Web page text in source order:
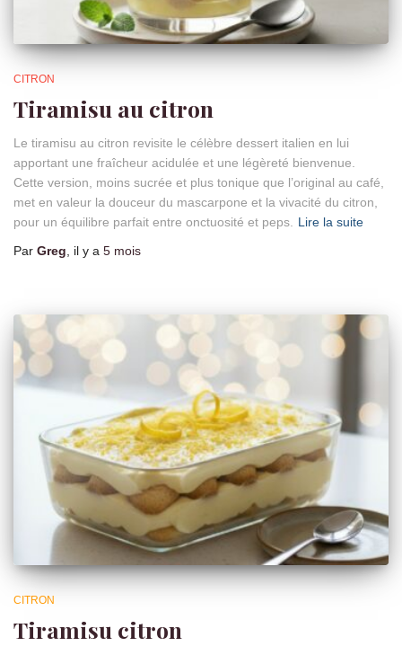
CITRON
Tiramisu au citron
Le tiramisu au citron revisite le célèbre dessert italien en lui
apportant une fraîcheur acidulée et une légèreté bienvenue.
Cette version, moins sucrée et plus tonique que l’original au café,
met en valeur la douceur du mascarpone et la vivacité du citron,
pour un équilibre parfait entre onctuosité et peps.
Lire la suite
Par Greg , il y a 5 mois
CITRON
Tiramisu citron